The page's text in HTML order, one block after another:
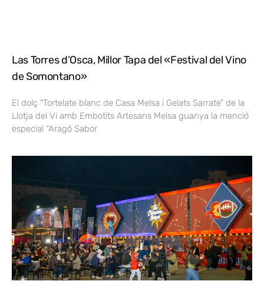
Las Torres d’Osca, Millor Tapa del «Festival del Vino
de Somontano»
El dolç “Tortelate blanc de Casa Melsa i Gelats Sarrate” de la
Llotja del Vi amb Embotits Artesans Melsa guanya la menció
especial “Aragó Sabor